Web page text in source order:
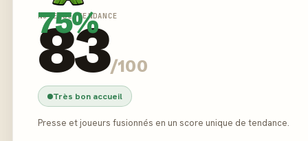
75%
NOTE DE TENDANCE
83/100
Très bon accueil
Presse et joueurs fusionnés en un score unique de tendance.